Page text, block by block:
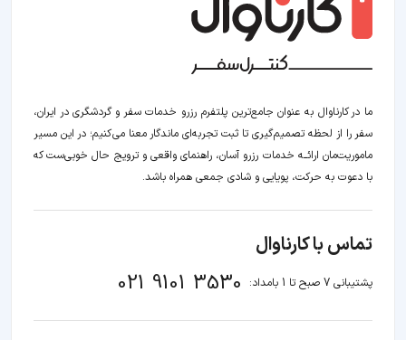
ما در کارناوال به عنوان جامع‌ترین پلتفرم رزرو خدمات سفر و گردشگری در ایران،
سفر را از لحظه‌ تصمیم‌گیری تا ثبت تجربه‌ای ماندگار معنا می‌کنیم؛ در این مسیر‍
ماموریت‌مان اراﺋــﻪ خدمات رزرو آسان، راهنمای واقعی و ترویج حال خوبی‌ست که
با دعوت به حرکت، پویایی و شادی جمعی همراه باشد.
تماس با کارناوال
پشتیبانی 7 صبح تا 1 بامداد: 021 9101 3530